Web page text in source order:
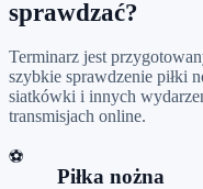
sprawdzać?
Terminarz jest
szybkie sprawdzenie piłki
siatkówki i innych
transmisjach online.
⚽
Piłka nożna